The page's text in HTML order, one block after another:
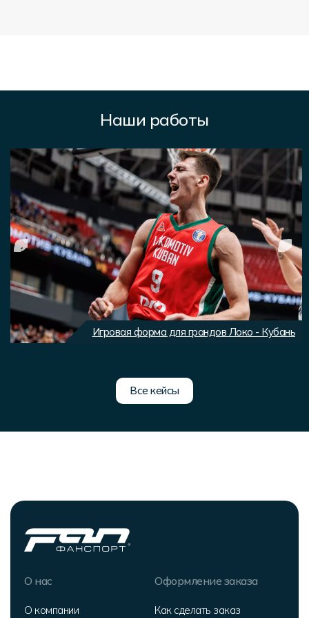
Наши работы
Игровая форма для грандов Локо - Кубань
Все кейсы
О нас
О компании
Оформление заказа
Как сделать заказ